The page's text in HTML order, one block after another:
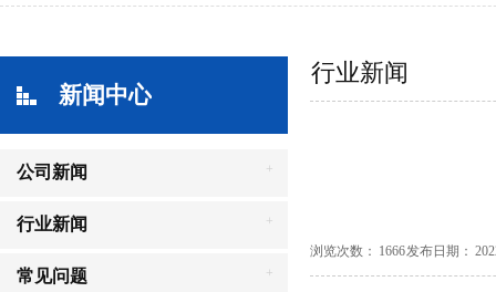
新闻中心
公司新闻 +
行业新闻 +
常见问题 +
行业新闻
浏览次数： 1666 发布日期：